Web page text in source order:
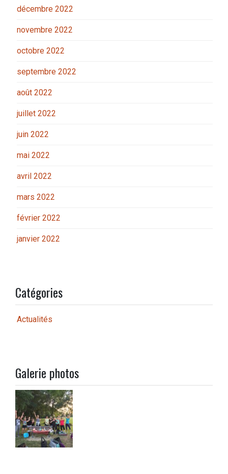
décembre 2022
novembre 2022
octobre 2022
septembre 2022
août 2022
juillet 2022
juin 2022
mai 2022
avril 2022
mars 2022
février 2022
janvier 2022
Catégories
Actualités
Galerie photos